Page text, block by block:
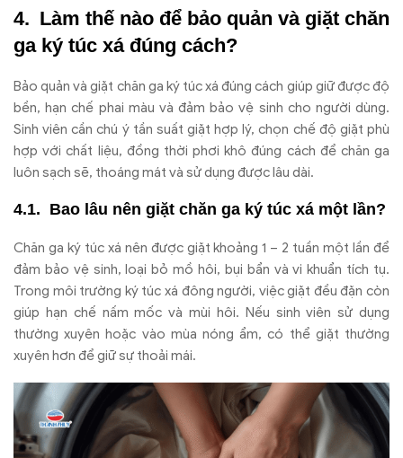
Làm thế nào để bảo quản và giặt chăn
ga ký túc xá đúng cách?
Bảo quản và giặt chăn ga ký túc xáđúng cách giúp giữđượcđộ
bền, hạn chế phai màu vàđảm bảo vệ sinh cho người dùng.
Sinh viên cần chú ý tần suất giặt hợp lý, chọn chế độ giặt phù
hợp với chất liệu, đồng thời phơi khôđúng cách để chăn ga
luôn sạch sẽ, thoáng mát và sử dụng được lâu dài.
Bao lâu nên giặt chăn ga ký túc xá một lần?
Chăn ga ký túc xá nên được giặt khoảng 1 – 2 tuần một lầnđể
đảm bảo vệ sinh, loại bỏ mồ hôi, bụi bẩn và vi khuẩn tích tụ.
Trong môi trường ký túc xá đông người, việc giặt đềuđặn còn
giúp hạn chế nấm mốc và mùi hôi. Nếu sinh viên sử dụng
thường xuyên hoặc vào mùa nóngẩm, có thể giặt thường
xuyên hơn để giữ sự thoải mái.